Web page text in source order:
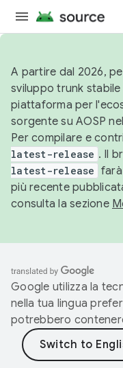
A partire dal 2026,
sviluppo trunk
piattaforma per
sorgente su AOSP
Per compilare e
latest-release . Il
latest-release
più recente
consulta la sezione
Google utilizza la
nella tua lingua
potrebbero